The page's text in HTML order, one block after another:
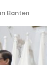
Banten